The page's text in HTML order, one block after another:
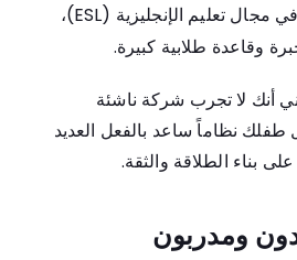
علامة تجارية عريقة في مجال تعليم الإنجليزية (ESL)،
وقاعدة طلابية كبيرة.
أنك لا تجرب شركة ناشئة
طفلك نظاماً ساعد بالفعل العديد
بناء الطلاقة والثقة.
ومدربون